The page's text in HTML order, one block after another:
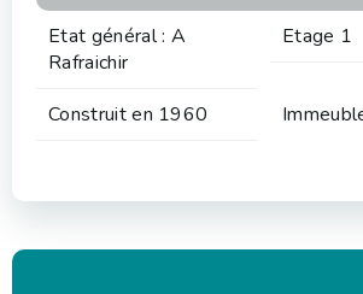
Etat général : A
Rafraichir
Etage 1
Construit en 1960